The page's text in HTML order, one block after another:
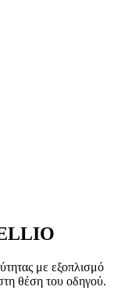
με εξοπλισμό
θέση του οδηγού.